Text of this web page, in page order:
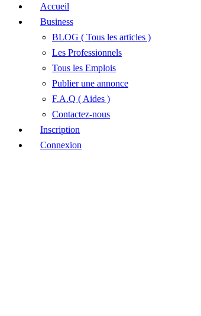
Accueil
Business
BLOG ( Tous les articles )
Les Professionnels
Tous les Emplois
Publier une annonce
F.A.Q ( Aides )
Contactez-nous
Inscription
Connexion